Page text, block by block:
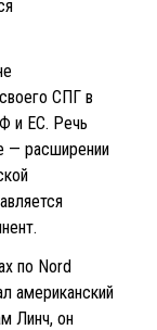
СПГ в
и ЕС. Речь
— расширении
по Nord
американский
Линч, он